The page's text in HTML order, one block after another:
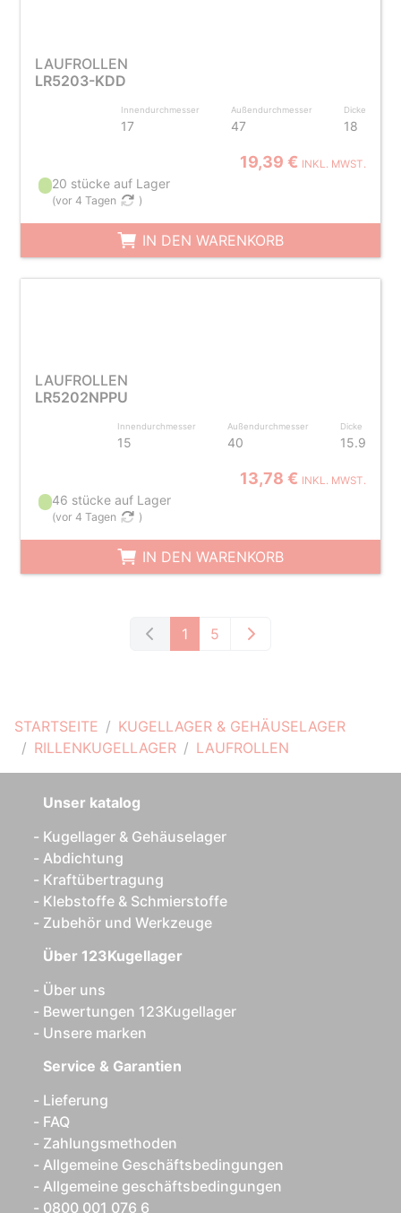
STARTSEITE
KUGELLAGER & GEHÄUSELAGER
RILLENKUGELLAGER
LAUFROLLEN
LAUFROLLEN
LR5203-KDD
Innendurchmesser
17
Außendurchmesser
47
Dicke
18
19,39 € INKL. MWST.
20 stücke auf Lager
(vor 4 Tagen )
IN DEN WARENKORB
LAUFROLLEN
LR5202NPPU
Innendurchmesser
15
Außendurchmesser
40
Dicke
15.9
13,78 € INKL. MWST.
46 stücke auf Lager
(vor 4 Tagen )
IN DEN WARENKORB
1 5
Unser katalog
Kugellager & Gehäuselager
Abdichtung
Kraftübertragung
Klebstoffe & Schmierstoffe
Zubehör und Werkzeuge
Über 123Kugellager
Über uns
Bewertungen 123Kugellager
Unsere marken
Service & Garantien
Lieferung
FAQ
Zahlungsmethoden
Allgemeine Geschäftsbedingungen
Allgemeine geschäftsbedingungen
0800 001 076 6